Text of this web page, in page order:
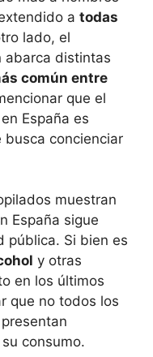
a todas
lado, el
abarca distintas
común entre
que el
España es
busca concienciar
muestran
España sigue
pública. Si bien es
y otras
en los últimos
que no todos los
consumo.